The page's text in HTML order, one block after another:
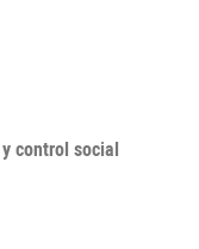
control social